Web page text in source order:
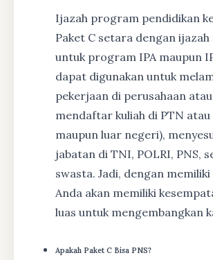
Ijazah program pendidikan
Paket C setara dengan ijazah
untuk program IPA maupun
dapat digunakan untuk
pekerjaan di perusahaan
mendaftar kuliah di PTN atau
maupun luar negeri),
jabatan di TNI, POLRI, PNS,
swasta. Jadi, dengan
Anda akan memiliki
luas untuk mengembangkan
Apakah Paket C Bisa PNS?